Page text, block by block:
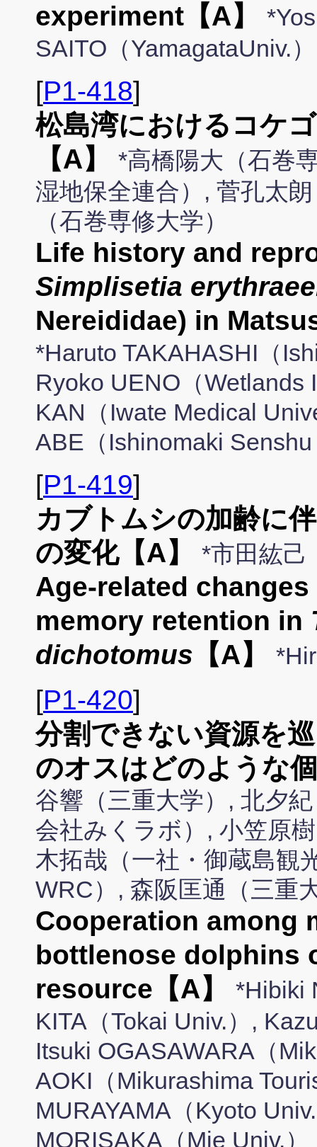
experiment【A】
SAITO（YamagataUniv.）
[P1-418]
松島湾におけるコケ
【A】
*高橋陽大（石巻
湿地保全連合）, 菅孔太
（石巻専修大学）
Life history and
Simplisetia
Nereididae) in
*Haruto TAKAHASHI（
Ryoko UENO（Wetlands
KAN（Iwate Medical
ABE（Ishinomaki
[P1-419]
カブトムシの加齢に
の変化【A】
*市田紘己
Age-related
memory retention in
dichotomus 【A】
[P1-420]
分割できない資源を
のオスはどのような
谷響（三重大学）, 北夕
会社みくラボ）, 小笠原
木拓哉（一社・御蔵島観
WRC）, 森阪匡通（三重
Cooperation among
bottlenose dolphins
resource【A】
*Hibiki
KITA（Tokai Univ.）,
Itsuki OGASAWARA（
AOKI（Mikurashima
MURAYAMA（Kyoto
MORISAKA（Mie Univ.）